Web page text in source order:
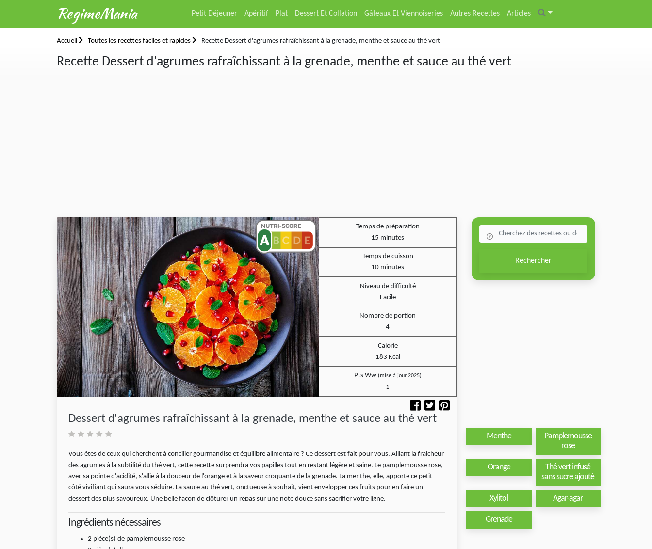
RegimeMania Petit Déjeuner Apéritif Plat Dessert Et Collation Gâteaux Et Viennoiseries Autres Recettes Articles
Accueil Toutes les recettes faciles et rapides Recette Dessert d'agrumes rafraîchissant à la grenade, menthe et sauce au thé vert
Recette Dessert d'agrumes rafraîchissant à la grenade, menthe et sauce au thé vert
Temps de préparation
15 minutes
Temps de cuisson
10 minutes
Niveau de difficulté
Facile
Nombre de portion
4
Calorie
183 Kcal
Pts Ww (mise à jour 2025)
1
Dessert d'agrumes rafraîchissant à la grenade, menthe et sauce au thé vert
Vous êtes de ceux qui cherchent à concilier gourmandise et équilibre alimentaire ? Ce dessert est fait pour vous. Alliant la fraîcheur
des agrumes à la subtilité du thé vert, cette recette surprendra vos papilles tout en restant légère et saine. Le pamplemousse rose,
avec sa pointe d'acidité, s'allie à la douceur de l'orange et à la saveur croquante de la grenade. La menthe, elle, apporte ce petit
côté vivifiant qui saura vous séduire. La sauce au thé vert, onctueuse à souhait, vient envelopper ces fruits pour en faire un
dessert des plus savoureux. Une belle façon de clôturer un repas sur une note douce sans sacrifier votre ligne.
Ingrédients nécessaires
2 pièce(s) de pamplemousse rose
Rechercher
Menthe
Pamplemousse
rose
Orange
Thé vert infusé
sans sucre ajouté
Xylitol Agar-agar
Grenade